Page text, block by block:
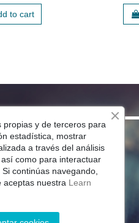
to cart
propias y de terceros para
estadística, mostrar
a través del análisis
como para interactuar
continúas navegando,
aceptas nuestra Learn